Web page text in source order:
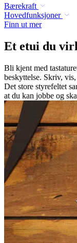
Bærekraft
Hovedfunksjoner
Finn ut mer
Et etui du
Bli kjent med
beskyttelse. Skriv,
Det store styrefeltet
at du kan jobbe og